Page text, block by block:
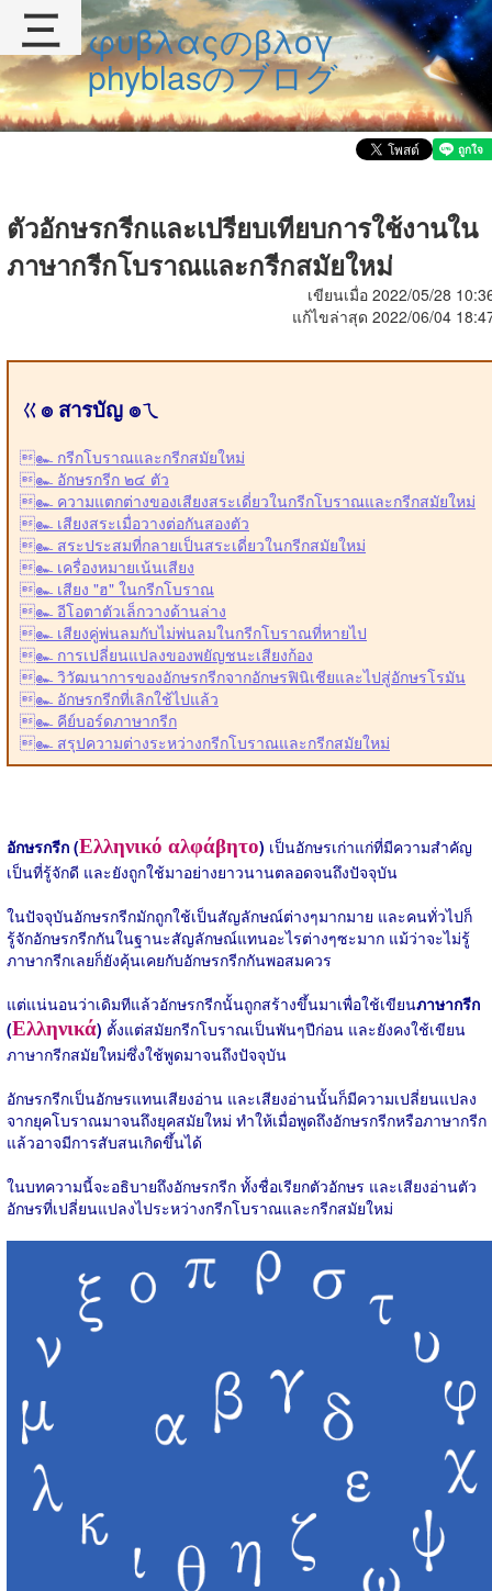
φυβλαςのβλογ
phyblasのブログ
ตัวอักษรกรีกและเปรียบเทียบการใช้งานใน
ภาษากรีกโบราณและกรีกสมัยใหม่
เขียนเมื่อ 2022/05/28
แก้ไขล่าสุด 2022/06/04
ㄍ๏ สารบัญ ๏ㄟ
๛ กรีกโบราณและกรีกสมัยใหม่
๛ อักษรกรีก ๒๔ ตัว
๛ ความแตกต่างของเสียงสระเดี่ยวในกรีกโบราณและกรีกสมัยใหม่
๛ เสียงสระเมื่อวางต่อกันสองตัว
๛ สระประสมที่กลายเป็นสระเดี่ยวในกรีกสมัยใหม่
๛ เครื่องหมายเน้นเสียง
๛ เสียง "ฮ" ในกรีกโบราณ
๛ อีโอตาตัวเล็กวางด้านล่าง
๛ เสียงคู่พ่นลมกับไม่พ่นลมในกรีกโบราณที่หายไป
๛ การเปลี่ยนแปลงของพยัญชนะเสียงก้อง
๛ วิวัฒนาการของอักษรกรีกจากอักษรฟินิเชียและไปสู่อักษรโรมัน
๛ อักษรกรีกที่เลิกใช้ไปแล้ว
๛ คีย์บอร์ดภาษากรีก
๛ สรุปความต่างระหว่างกรีกโบราณและกรีกสมัยใหม่
อักษรกรีก (Ελληνικό αλφάβητο) เป็นอักษรเก่าแก่ที่มีความสำคัญ
เป็นที่รู้จักดี และยังถูกใช้มาอย่างยาวนานตลอดจนถึงปัจจุบัน
ในปัจจุบันอักษรกรีกมักถูกใช้เป็นสัญลักษณ์ต่างๆมากมาย และคนทั่วไปก็
รู้จักอักษรกรีกกันในฐานะสัญลักษณ์แทนอะไรต่างๆซะมาก แม้ว่าจะไม่รู้
ภาษากรีกเลยก็ยังคุ้นเคยกับอักษรกรีกกันพอสมควร
แต่แน่นอนว่าเดิมทีแล้วอักษรกรีกนั้นถูกสร้างขึ้นมาเพื่อใช้เขียนภาษากรีก
(Ελληνικά) ตั้งแต่สมัยกรีกโบราณเป็นพันๆปีก่อน และยังคงใช้เขียน
ภาษากรีกสมัยใหม่ซึ่งใช้พูดมาจนถึงปัจจุบัน
อักษรกรีกเป็นอักษรแทนเสียงอ่าน และเสียงอ่านนั้นก็มีความเปลี่ยนแปลง
จากยุคโบราณมาจนถึงยุคสมัยใหม่ ทำให้เมื่อพูดถึงอักษรกรีกหรือภาษากรีก
แล้วอาจมีการสับสนเกิดขึ้นได้
ในบทความนี้จะอธิบายถึงอักษรกรีก ทั้งชื่อเรียกตัวอักษร และเสียงอ่านตัว
อักษรที่เปลี่ยนแปลงไประหว่างกรีกโบราณและกรีกสมัยใหม่
三